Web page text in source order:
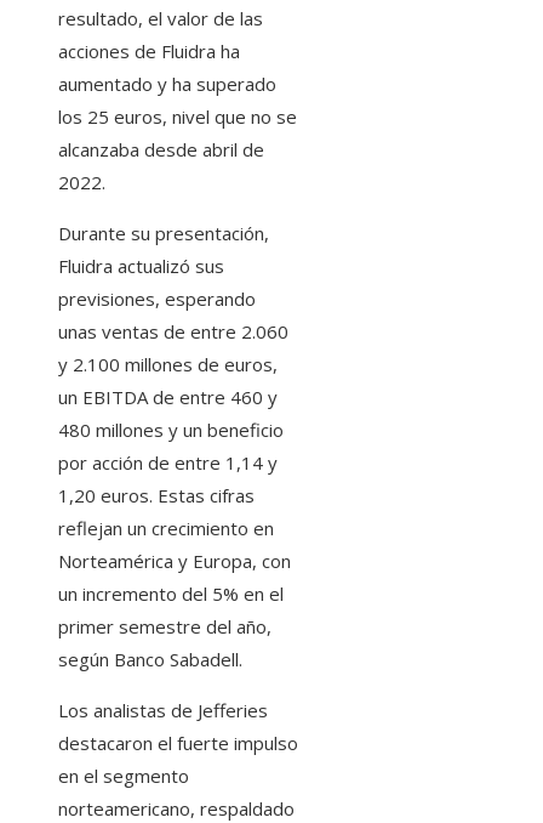
resultado, el valor de las
acciones de Fluidra ha
aumentado y ha superado
los 25 euros, nivel que no se
alcanzaba desde abril de
2022.
Durante su presentación,
Fluidra actualizó sus
previsiones, esperando
unas ventas de entre 2.060
y 2.100 millones de euros,
un EBITDA de entre 460 y
480 millones y un beneficio
por acción de entre 1,14 y
1,20 euros. Estas cifras
reflejan un crecimiento en
Norteamérica y Europa, con
un incremento del 5% en el
primer semestre del año,
según Banco Sabadell.
Los analistas de Jefferies
destacaron el fuerte impulso
en el segmento
norteamericano, respaldado